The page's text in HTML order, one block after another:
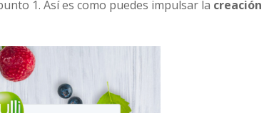
1. Así es como puedes impulsar la creación